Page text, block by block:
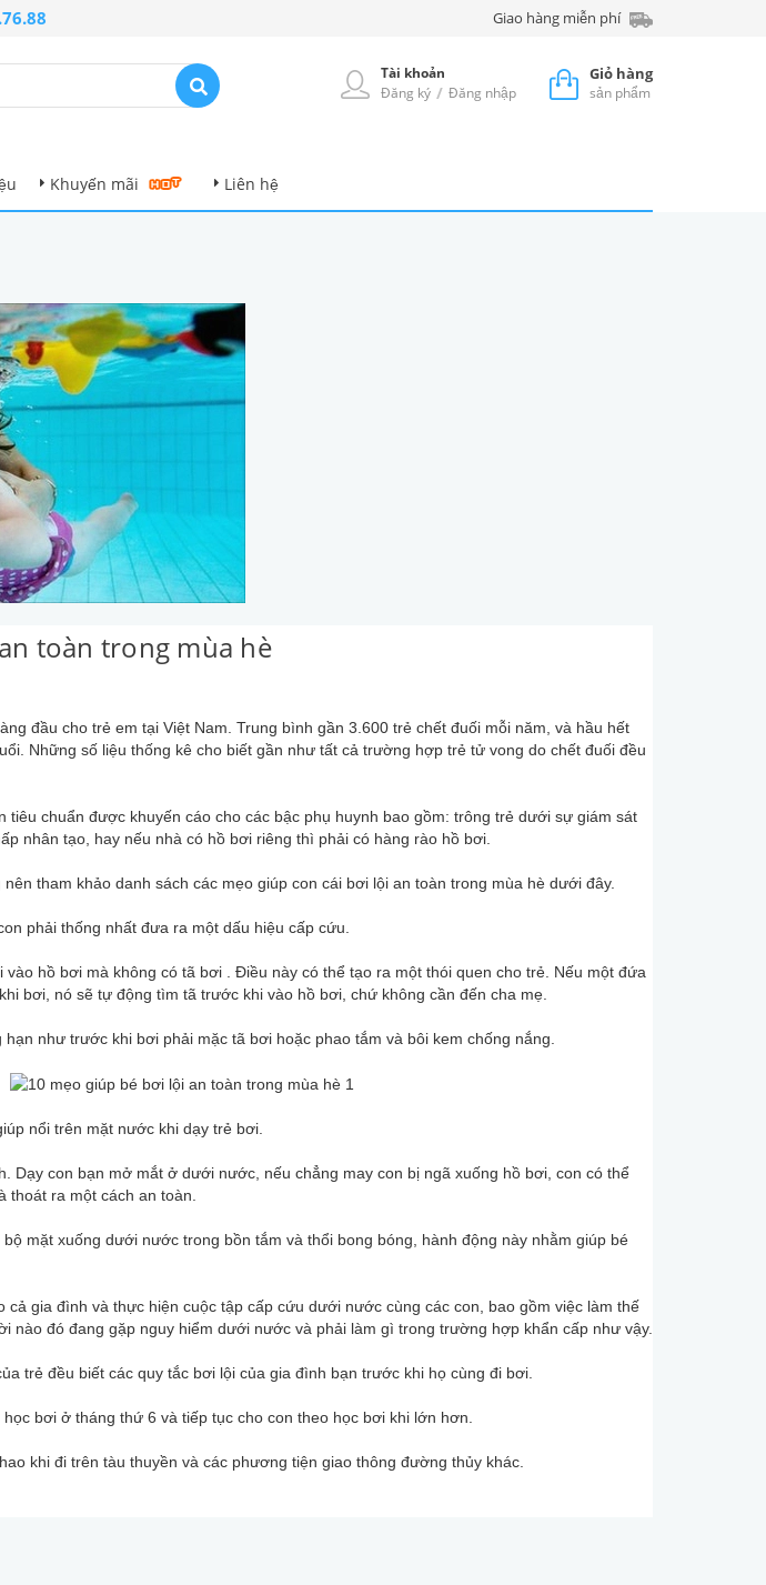
Giao hàng miễn phí
Tài khoản
Đăng ký / Đăng nhập
Giỏ hàng
sản phẩm
Khuyến mãi Liên hệ
toàn trong mùa hè
đầu cho trẻ em tại Việt Nam. Trung bình gần 3.600 trẻ chết đuối mỗi năm, và hầu hết
Những số liệu thống kê cho biết gần như tất cả trường hợp trẻ tử vong do chết đuối đều
tiêu chuẩn được khuyến cáo cho các bậc phụ huynh bao gồm: trông trẻ dưới sự giám sát
nhân tạo, hay nếu nhà có hồ bơi riêng thì phải có hàng rào hồ bơi.
tham khảo danh sách các mẹo giúp con cái bơi lội an toàn trong mùa hè dưới đây.
phải thống nhất đưa ra một dấu hiệu cấp cứu.
hồ bơi mà không có tã bơi . Điều này có thể tạo ra một thói quen cho trẻ. Nếu một đứa
bơi, nó sẽ tự động tìm tã trước khi vào hồ bơi, chứ không cần đến cha mẹ.
như trước khi bơi phải mặc tã bơi hoặc phao tắm và bôi kem chống nắng.
nổi trên mặt nước khi dạy trẻ bơi.
Dạy con bạn mở mắt ở dưới nước, nếu chẳng may con bị ngã xuống hồ bơi, con có thể
thoát ra một cách an toàn.
mặt xuống dưới nước trong bồn tắm và thổi bong bóng, hành động này nhằm giúp bé
cả gia đình và thực hiện cuộc tập cấp cứu dưới nước cùng các con, bao gồm việc làm thế
nào đó đang gặp nguy hiểm dưới nước và phải làm gì trong trường hợp khẩn cấp như vậy.
trẻ đều biết các quy tắc bơi lội của gia đình bạn trước khi họ cùng đi bơi.
bơi ở tháng thứ 6 và tiếp tục cho con theo học bơi khi lớn hơn.
khi đi trên tàu thuyền và các phương tiện giao thông đường thủy khác.